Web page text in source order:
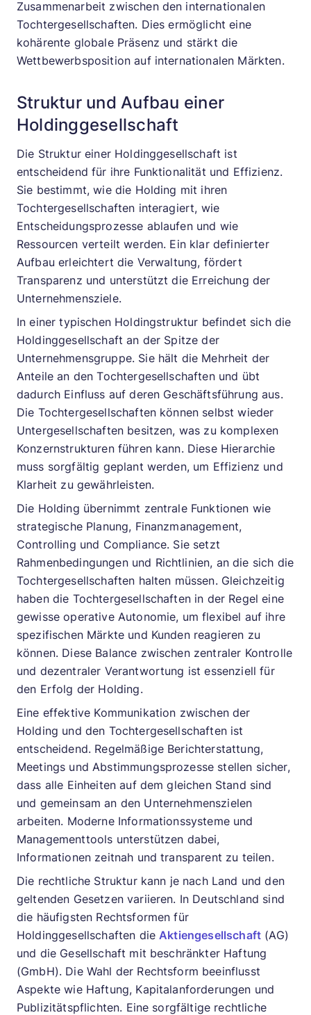
Zusammenarbeit zwischen den internationalen
Tochtergesellschaften. Dies ermöglicht eine
kohärente globale Präsenz und stärkt die
Wettbewerbsposition auf internationalen Märkten.
Struktur und Aufbau einer
Holdinggesellschaft
Die Struktur einer Holdinggesellschaft ist
entscheidend für ihre Funktionalität und Effizienz.
Sie bestimmt, wie die Holding mit ihren
Tochtergesellschaften interagiert, wie
Entscheidungsprozesse ablaufen und wie
Ressourcen verteilt werden. Ein klar definierter
Aufbau erleichtert die Verwaltung, fördert
Transparenz und unterstützt die Erreichung der
Unternehmensziele.
In einer typischen Holdingstruktur befindet sich die
Holdinggesellschaft an der Spitze der
Unternehmensgruppe. Sie hält die Mehrheit der
Anteile an den Tochtergesellschaften und übt
dadurch Einfluss auf deren Geschäftsführung aus.
Die Tochtergesellschaften können selbst wieder
Untergesellschaften besitzen, was zu komplexen
Konzernstrukturen führen kann. Diese Hierarchie
muss sorgfältig geplant werden, um Effizienz und
Klarheit zu gewährleisten.
Die Holding übernimmt zentrale Funktionen wie
strategische Planung, Finanzmanagement,
Controlling und Compliance. Sie setzt
Rahmenbedingungen und Richtlinien, an die sich die
Tochtergesellschaften halten müssen. Gleichzeitig
haben die Tochtergesellschaften in der Regel eine
gewisse operative Autonomie, um flexibel auf ihre
spezifischen Märkte und Kunden reagieren zu
können. Diese Balance zwischen zentraler Kontrolle
und dezentraler Verantwortung ist essenziell für
den Erfolg der Holding.
Eine effektive Kommunikation zwischen der
Holding und den Tochtergesellschaften ist
entscheidend. Regelmäßige Berichterstattung,
Meetings und Abstimmungsprozesse stellen sicher,
dass alle Einheiten auf dem gleichen Stand sind
und gemeinsam an den Unternehmenszielen
arbeiten. Moderne Informationssysteme und
Managementtools unterstützen dabei,
Informationen zeitnah und transparent zu teilen.
Die rechtliche Struktur kann je nach Land und den
geltenden Gesetzen variieren. In Deutschland sind
die häufigsten Rechtsformen für
Holdinggesellschaften dieAktiengesellschaft (AG)
und die Gesellschaft mit beschränkter Haftung
(GmbH). Die Wahl der Rechtsform beeinflusst
Aspekte wie Haftung, Kapitalanforderungen und
Publizitätspflichten. Eine sorgfältige rechtliche